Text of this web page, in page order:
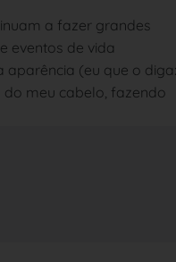
a fazer grandes
eventos de vida
aparência (eu que o diga:
meu cabelo, fazendo